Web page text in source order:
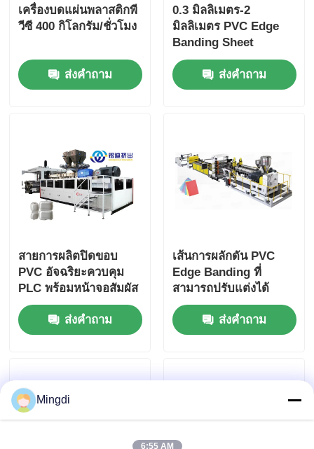
เครื่องบดแผ่นพลาสติกพี
วีซี 400 กิโลกรัม/ชั่วโมง
ส่งคำถาม
0.3 มิลลิเมตร-2
มิลลิเมตร PVC Edge
Banding Sheet
Production Line ความ
จุสูง การบริโภคพลังงาน
ต่ํา
ส่งคำถาม
สายการผลิตปิดขอบ
PVC อัจฉริยะควบคุม
PLC พร้อมหน้าจอสัมผัส
ส่งคำถาม
เส้นการผลักดัน PVC
Edge Banding ที่
สามารถปรับแต่งได้
ความกว้าง 600-1200
มม การควบคุมที่ฉลาด
ส่งคำถาม
Mingdi
6:55 AM